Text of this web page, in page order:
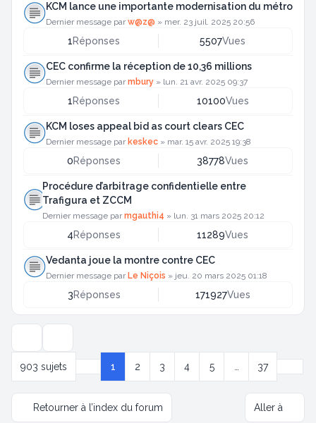
KCM lance une importante modernisation du métro
Dernier message parw@z@ » mer. 23 juil. 2025 20:56
1Réponses 5507Vues
CEC confirme la réception de 10,36 millions
Dernier message parmbury » lun. 21 avr. 2025 09:37
1Réponses 10100Vues
KCM loses appeal bid as court clears CEC
Dernier message par keskec » mar. 15 avr. 2025 19:38
0Réponses 38778Vues
Procédure d’arbitrage confidentielle entre
Trafigura et ZCCM
Dernier message parmgauthi4 » lun. 31 mars 2025 20:12
4Réponses 11289Vues
Vedanta joue la montre contre CEC
Dernier message par Le Niçois » jeu. 20 mars 2025 01:18
3Réponses 171927Vues
903 sujets
Page 1sur 37
1 2 3 4 5 37
Retourner à l’index du forum Aller à